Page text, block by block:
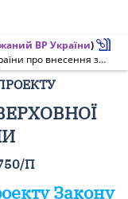
ВР України)
Про зняття з розгляду проекту Закону України про внесення зміни до пункту 10 розділу III "Перехідні положення" Закону України "Про внесення змін та визнання такими, що втратили чинність, деяких законодавчих актів України" (щодо посилення соціального захисту військовослужбовців та працівників, які беруть участь в антитерористичних операціях)